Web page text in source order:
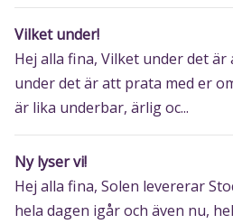
Vilket under!
Hej alla fina, Vilket under det
under det är att prata med er
är lika underbar, ärlig oc...
Ny lyser vi!
Hej alla fina, Solen levererar
hela dagen igår och även nu,